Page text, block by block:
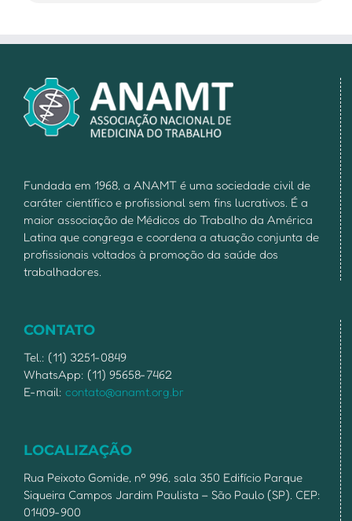
Fundada em 1968, a ANAMT é uma sociedade civil de
caráter científico e profissional sem fins lucrativos. É a
maior associação de Médicos do Trabalho da América
Latina que congrega e coordena a atuação conjunta de
profissionais voltados à promoção da saúde dos
trabalhadores.
CONTATO
Tel.: (11) 3251-0849
WhatsApp: (11) 95658-7462
E-mail: contato@anamt.org.br
LOCALIZAÇÃO
Rua Peixoto Gomide, nº 996, sala 350 Edifício Parque
Siqueira Campos Jardim Paulista – São Paulo (SP). CEP:
01409-900